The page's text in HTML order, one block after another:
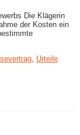
Die Klägerin
der Kosten ein
Urteile